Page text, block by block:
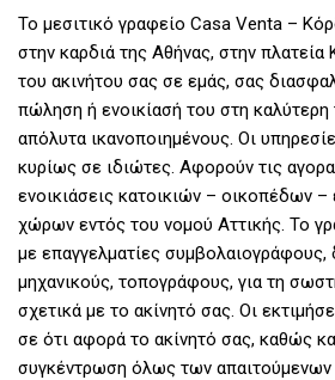
Το μεσιτικό γραφείο Casa Venta –
στην καρδιά της Αθήνας, στην πλατεία
του ακινήτου σας σε εμάς, σας
πώληση ή ενοικίασή του στη
απόλυτα ικανοποιημένους. Οι
κυρίως σε ιδιώτες. Αφορούν τις
ενοικιάσεις κατοικιών – οικοπέδων –
χώρων εντός του νομού Αττικής. Το
με επαγγελματίες συμβολαιογράφους,
μηχανικούς, τοπογράφους, για τη
σχετικά με το ακίνητό σας. Οι
σε ότι αφορά το ακίνητό σας, καθώς
συγκέντρωση όλως των